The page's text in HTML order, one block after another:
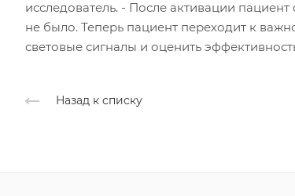
исследователь. - После активации
не было. Теперь пациент переходит к
световые сигналы и оценить
Назад к списку